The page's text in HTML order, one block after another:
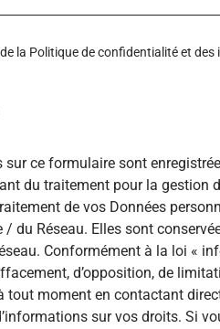
la Politique de confidentialité et
ce formulaire sont
du traitement pour la gestion
de vos Données
/ du Réseau. Elles sont
Conformément à la loi «
d’opposition, de
tout moment en contactant
sur vos droits. Si